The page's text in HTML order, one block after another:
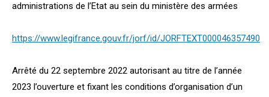
administrations de l’Etat au sein du ministère des armées
https://www.legifrance.gouv.fr/jorf/id/JORFTEXT000046357490
Arrêté du 22 septembre 2022 autorisant au titre de l’année
2023 l’ouverture et fixant les conditions d’organisation d’un